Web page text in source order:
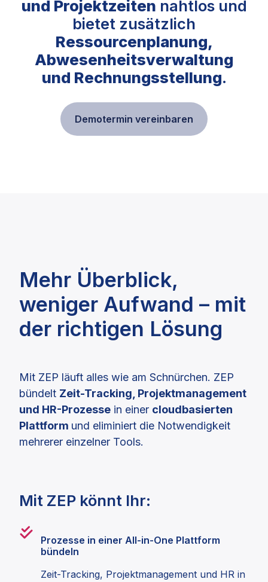
und Projektzeiten nahtlos und
bietet zusätzlich
Ressourcenplanung,
Abwesenheitsverwaltung
und Rechnungsstellung.
Demotermin vereinbaren
Mehr Überblick,
weniger Aufwand – mit
der richtigen Lösung
Mit ZEP läuft alles wie am Schnürchen. ZEP
bündelt Zeit-Tracking, Projektmanagement
und HR-Prozesse in einer cloudbasierten
Plattform und eliminiert die Notwendigkeit
mehrerer einzelner Tools.
Mit ZEP könnt Ihr:
Prozesse in einer All-in-One Plattform
bündeln
Zeit-Tracking, Projektmanagement und HR in